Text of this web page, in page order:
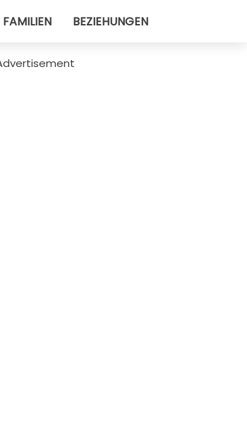
FAMILIEN BEZIEHUNGEN